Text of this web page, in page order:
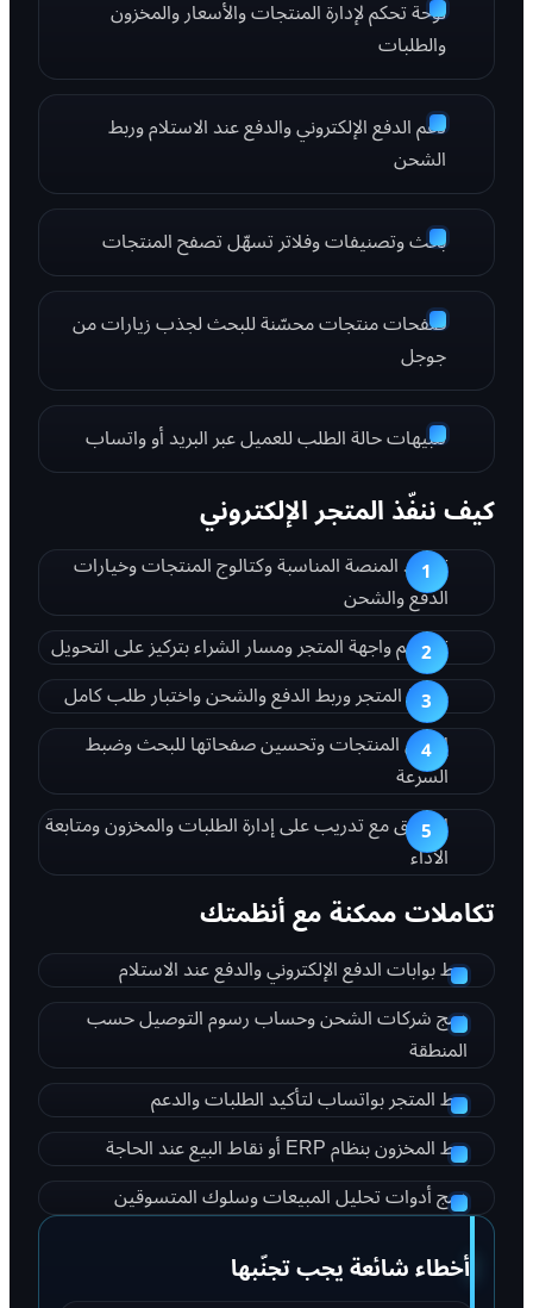
لوحة تحكم لإدارة المنتجات والأسعار والمخزون
والطلبات
دعم الدفع الإلكتروني والدفع عند الاستلام وربط
الشحن
بحث وتصنيفات وفلاتر تسهّل تصفح المنتجات
صفحات منتجات محسّنة للبحث لجذب زيارات من
جوجل
تنبيهات حالة الطلب للعميل عبر البريد أو واتساب
كيف ننفّذ المتجر الإلكتروني
تحديد المنصة المناسبة وكتالوج المنتجات وخيارات
الدفع والشحن
تصميم واجهة المتجر ومسار الشراء بتركيز على التحويل
برمجة المتجر وربط الدفع والشحن واختبار طلب كامل
إدخال المنتجات وتحسين صفحاتها للبحث وضبط
السرعة
الإطلاق مع تدريب على إدارة الطلبات والمخزون ومتابعة
الأداء
تكاملات ممكنة مع أنظمتك
ربط بوابات الدفع الإلكتروني والدفع عند الاستلام
دمج شركات الشحن وحساب رسوم التوصيل حسب
المنطقة
ربط المتجر بواتساب لتأكيد الطلبات والدعم
ربط المخزون بنظام ERP أو نقاط البيع عند الحاجة
دمج أدوات تحليل المبيعات وسلوك المتسوقين
أخطاء شائعة يجب تجنّبها